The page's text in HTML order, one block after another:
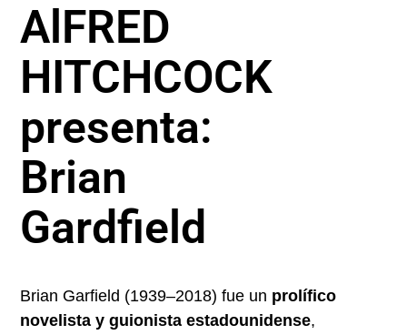
AlFRED
HITCHCOCK
presenta:
Brian
Gardfield
Brian Garfield (1939–2018) fue un prolífico
novelista y guionista estadounidense,